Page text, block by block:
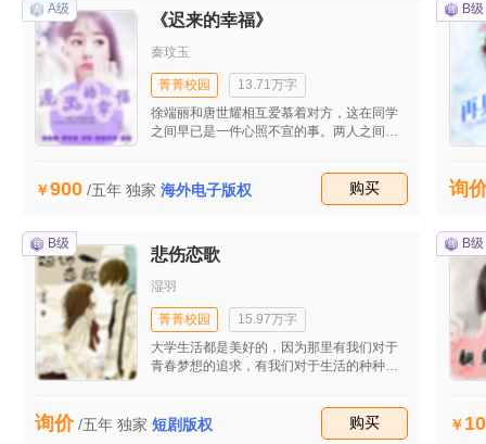
A级
《迟来的幸福》
秦玟玉
菁菁校园
13.71万字
徐端丽和唐世耀相互爱慕着对方，这在同学
之间早已是一件心照不宣的事。两人之间滋
伤力巨大的情敌。无须质疑的是，在两人的
感情世界里，他们的心永远都为对方所拥
形的屏障，既阻绝了外部三角势力的进入，
也阻绝了内部浓情蜜意的溢出。就是这种若
即若离、明断实连的关系，不但不能让周围
磨。
900 /五年 独家 海外电子版权 购买
B级
询
B级
悲伤恋歌
湿羽
菁菁校园
15.97万字
大学生活都是美好的，因为那里有我们对于
青春梦想的追求，有我们对于生活的种种期
到来，但是让他想不到的是，大学的爱情之
路并不顺畅，而且到处都是伤痕，最后，以
询价 /五年 独家 短剧版权 购买
B级